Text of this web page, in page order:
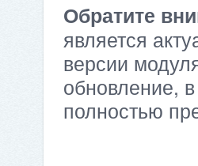
Обратите
является
версии
обновление,
полностью